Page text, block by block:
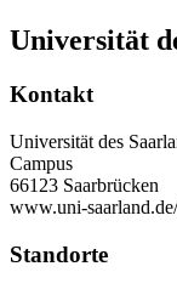
Universität
Kontakt
Universität des
Campus
66123 Saarbrücken
www.uni-
Standorte